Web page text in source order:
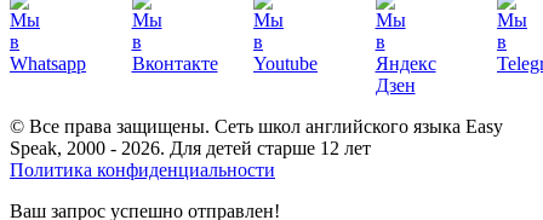
© Все права защищены. Сеть школ английского языка Easy
Speak, 2000 - 2026. Для детей старше 12 лет
Политика конфиденциальности
Ваш запрос успешно отправлен!